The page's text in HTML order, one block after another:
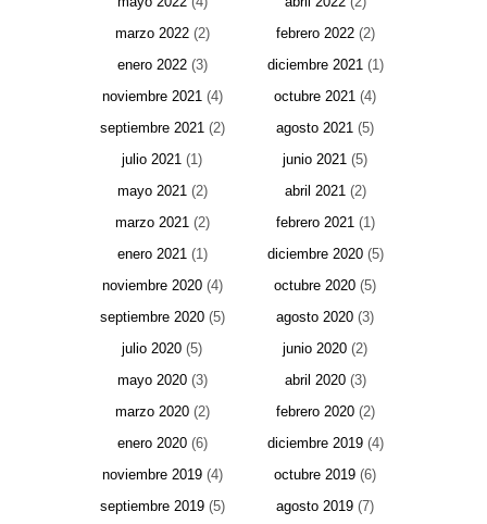
marzo 2022(2) febrero 2022(2)
enero 2022(3) diciembre 2021(1)
noviembre 2021(4) octubre 2021 (4)
septiembre 2021(2) agosto 2021 (5)
julio 2021 (1) junio 2021 (5)
mayo 2021(2) abril 2021(2)
marzo 2021(2) febrero 2021(1)
enero 2021(1) diciembre 2020(5)
noviembre 2020(4) octubre 2020 (5)
septiembre 2020(5) agosto 2020 (3)
julio 2020 (5) junio 2020 (2)
mayo 2020(3) abril 2020(3)
marzo 2020(2) febrero 2020(2)
enero 2020(6) diciembre 2019(4)
noviembre 2019(4) octubre 2019 (6)
septiembre 2019(5) agosto 2019 (7)